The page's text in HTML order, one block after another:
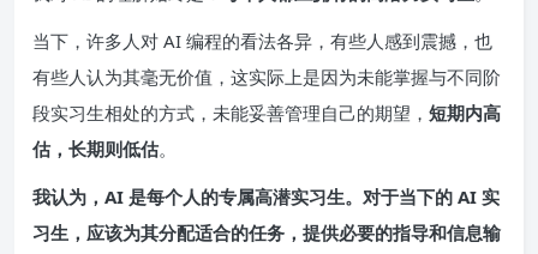
当下，许多人对 AI 编程的看法各异，有些人感到震撼，也
有些人认为其毫无价值，这实际上是因为未能掌握与不同阶
段实习生相处的方式，未能妥善管理自己的期望， 短期内高
估，长期则低估。
我认为，AI 是每个人的专属高潜实习生。对于当下的 AI 实
习生，应该为其分配适合的任务，提供必要的指导和信息输